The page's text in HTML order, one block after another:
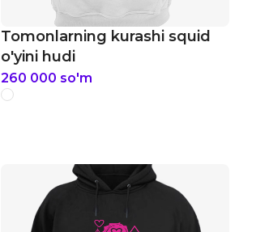
Tomonlarning kurashi squid
o'yini hudi
260 000 so'm